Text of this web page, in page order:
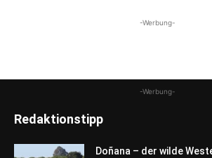
-Werbung-
-Werbung-
Redaktionstipp
Doñana – der wilde